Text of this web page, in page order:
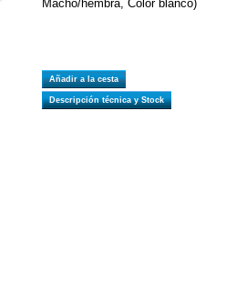
Macho/hembra, Color blanco)
Añadir a la cesta
Descripción técnica y Stock